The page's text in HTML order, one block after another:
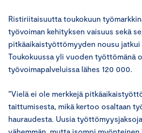
Ristiriitaisuutta toukokuun
työvoiman kehityksen vaisuus sekä
pitkäaikaistyöttömyyden nousu jatkui
Toukokuussa yli vuoden työttömänä
työvoimapalveluissa lähes 120 000.
”Vielä ei ole merkkejä
taittumisesta, mikä kertoo osaltaan
hauraudesta. Uusia